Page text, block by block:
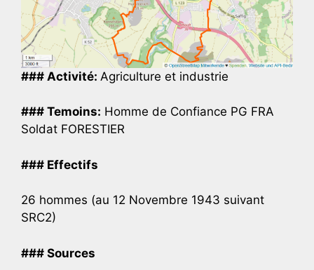
### Activité: Agriculture et industrie
### Temoins: Homme de Confiance PG FRA
Soldat FORESTIER
### Effectifs
26 hommes (au 12 Novembre 1943 suivant
SRC2)
### Sources